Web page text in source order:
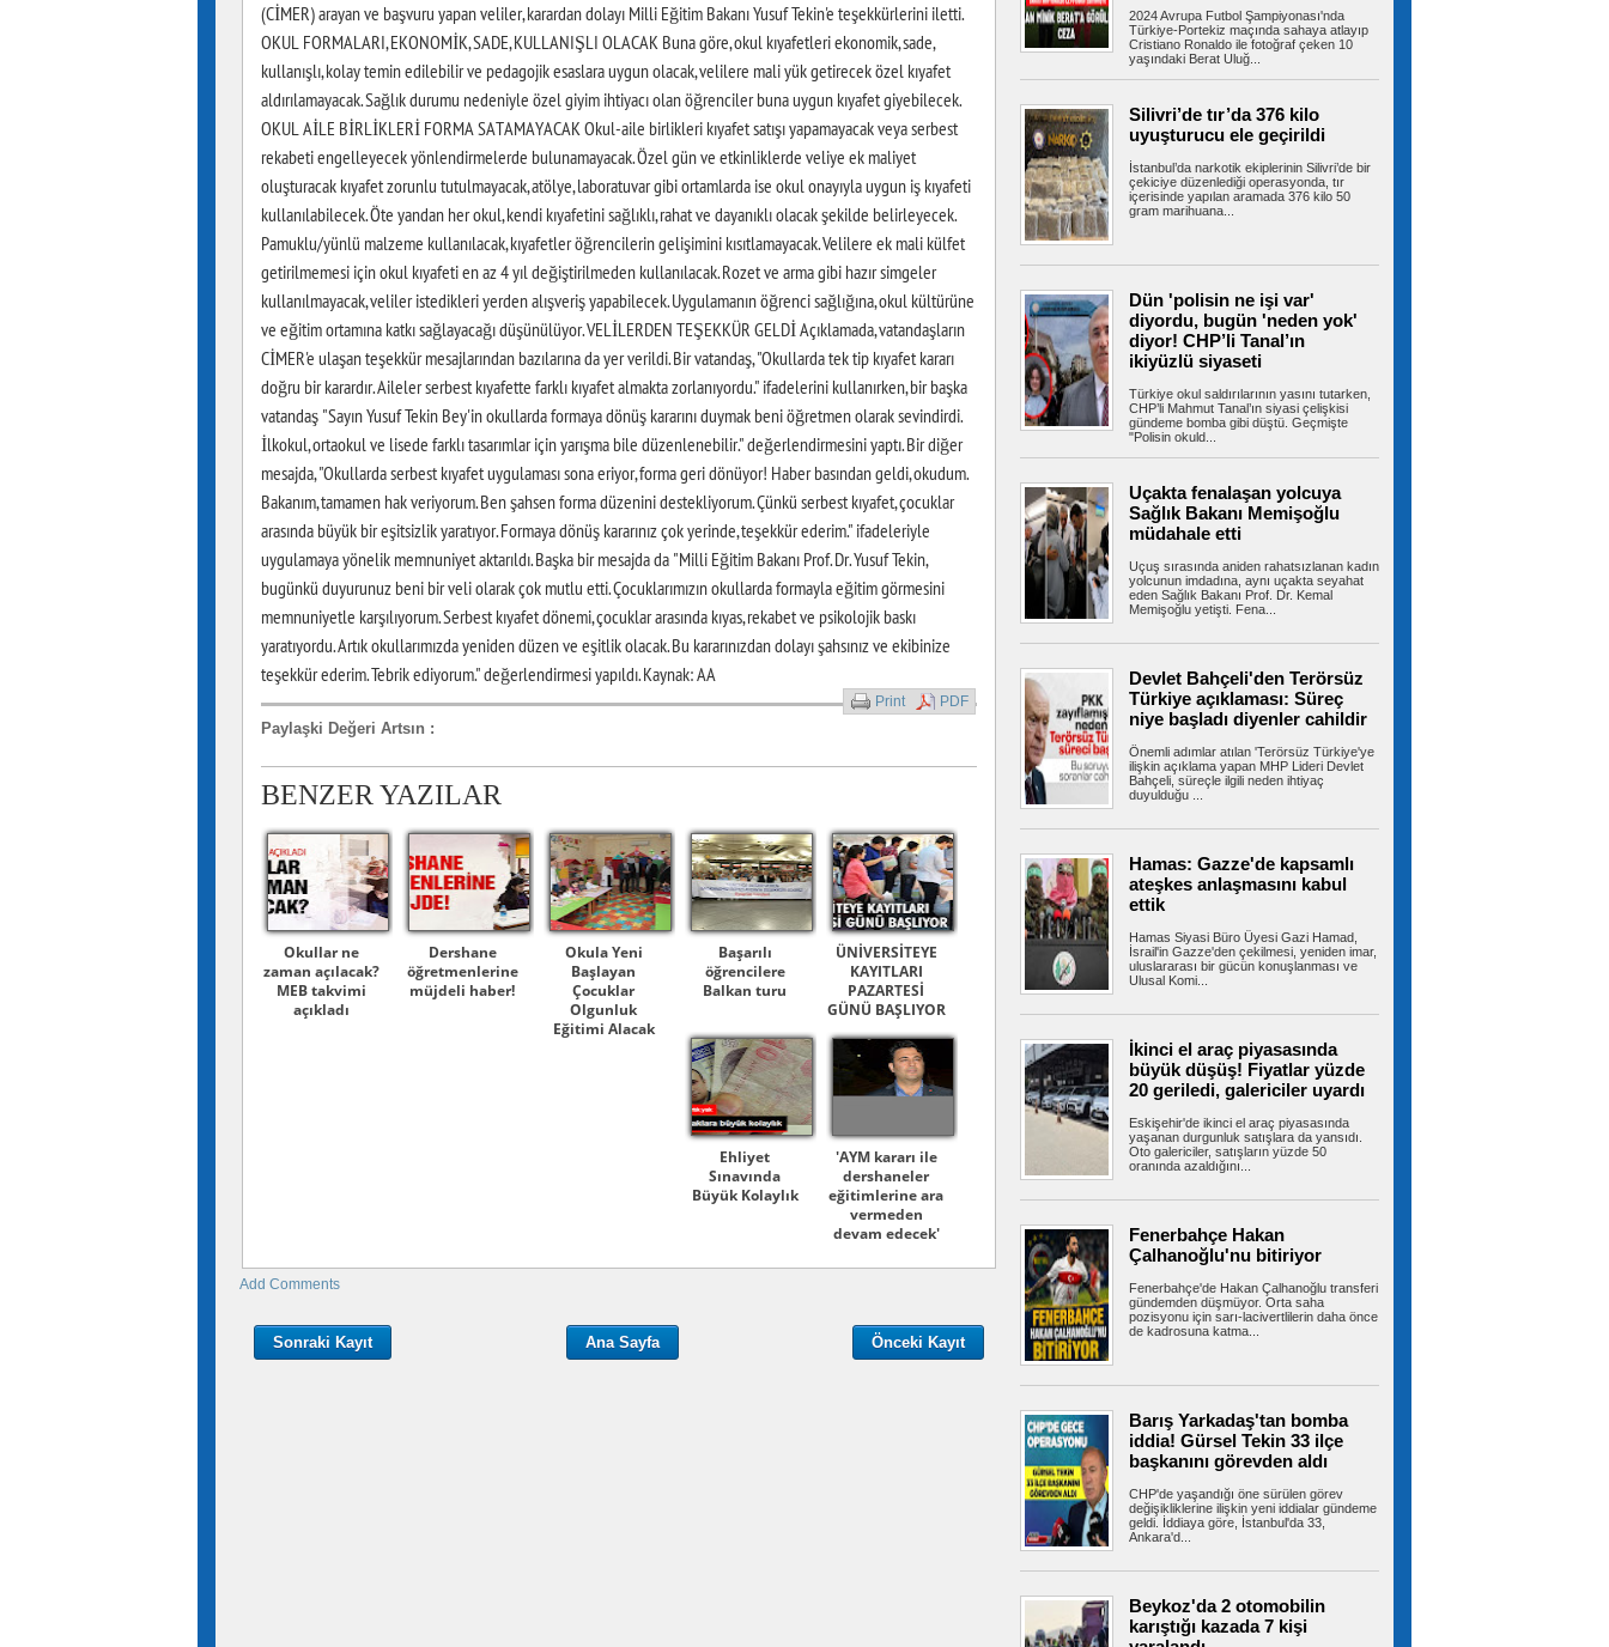
(CİMER) arayan ve başvuru yapan veliler, karardan dolayı Milli Eğitim Bakanı Yusuf Tekin'e teşekkürlerini iletti.
OKUL FORMALARI, EKONOMİK, SADE, KULLANIŞLI OLACAK Buna göre, okul kıyafetleri ekonomik, sade,
kullanışlı, kolay temin edilebilir ve pedagojik esaslara uygun olacak, velilere mali yük getirecek özel kıyafet
aldırılamayacak. Sağlık durumu nedeniyle özel giyim ihtiyacı olan öğrenciler buna uygun kıyafet giyebilecek.
OKUL AİLE BİRLİKLERİ FORMA SATAMAYACAK Okul-aile birlikleri kıyafet satışı yapamayacak veya serbest
rekabeti engelleyecek yönlendirmelerde bulunamayacak. Özel gün ve etkinliklerde veliye ek maliyet
oluşturacak kıyafet zorunlu tutulmayacak, atölye, laboratuvar gibi ortamlarda ise okul onayıyla uygun iş kıyafeti
kullanılabilecek. Öte yandan her okul, kendi kıyafetini sağlıklı, rahat ve dayanıklı olacak şekilde belirleyecek.
Pamuklu/yünlü malzeme kullanılacak, kıyafetler öğrencilerin gelişimini kısıtlamayacak. Velilere ek mali külfet
getirilmemesi için okul kıyafeti en az 4 yıl değiştirilmeden kullanılacak. Rozet ve arma gibi hazır simgeler
kullanılmayacak, veliler istedikleri yerden alışveriş yapabilecek. Uygulamanın öğrenci sağlığına, okul kültürüne
ve eğitim ortamına katkı sağlayacağı düşünülüyor. VELİLERDEN TEŞEKKÜR GELDİ Açıklamada, vatandaşların
CİMER'e ulaşan teşekkür mesajlarından bazılarına da yer verildi. Bir vatandaş, "Okullarda tek tip kıyafet kararı
doğru bir karardır. Aileler serbest kıyafette farklı kıyafet almakta zorlanıyordu." ifadelerini kullanırken, bir başka
vatandaş "Sayın Yusuf Tekin Bey'in okullarda formaya dönüş kararını duymak beni öğretmen olarak sevindirdi.
İlkokul, ortaokul ve lisede farklı tasarımlar için yarışma bile düzenlenebilir." değerlendirmesini yaptı. Bir diğer
mesajda, "Okullarda serbest kıyafet uygulaması sona eriyor, forma geri dönüyor! Haber basından geldi, okudum.
Bakanım, tamamen hak veriyorum. Ben şahsen forma düzenini destekliyorum. Çünkü serbest kıyafet, çocuklar
arasında büyük bir eşitsizlik yaratıyor. Formaya dönüş kararınız çok yerinde, teşekkür ederim." ifadeleriyle
uygulamaya yönelik memnuniyet aktarıldı. Başka bir mesajda da "Milli Eğitim Bakanı Prof. Dr. Yusuf Tekin,
bugünkü duyurunuz beni bir veli olarak çok mutlu etti. Çocuklarımızın okullarda formayla eğitim görmesini
memnuniyetle karşılıyorum. Serbest kıyafet dönemi, çocuklar arasında kıyas, rekabet ve psikolojik baskı
yaratıyordu. Artık okullarımızda yeniden düzen ve eşitlik olacak. Bu kararınızdan dolayı şahsınız ve ekibinize
teşekkür ederim. Tebrik ediyorum." değerlendirmesi yapıldı. Kaynak: AA
Paylaşki Değeri Artsın :
Print PDF
BENZER YAZILAR
Okullar ne
zaman açılacak?
MEB takvimi
açıkladı
Dershane
öğretmenlerine
müjdeli haber!
Okula Yeni
Başlayan
Çocuklar
Olgunluk
Eğitimi Alacak
Başarılı
öğrencilere
Balkan turu
ÜNİVERSİTEYE
KAYITLARI
PAZARTESİ
GÜNÜ BAŞLIYOR
Ehliyet
Sınavında
Büyük Kolaylık
'AYM kararı ile
dershaneler
eğitimlerine ara
vermeden
devam edecek'
Add Comments
Sonraki Kayıt Önceki Kayıt
Ana Sayfa
İstanbul'da tahliye edilen bina
Bahçelievler'de 4 katlı boş bir bina çöktü.
Yaralının olmadığı öğrenilirken,...
Şehit ve gazilere yeni haklar
içeren kanun teklifi komisyondan geçti
Cumhur İttifakı tarafından hazırlanan ve
TBMM'ye sunulan şehit ve gazilere yeni...
Fenerbahçe, Sturm Graz'ı iki
golle yıktı!
Temsilcimiz Fenerbahçe, UEFA Şampiyonlar
Ligi 3. eleme turu ilk maçında...
Avcılar’da otomobil ile çarpışan
motosikletin sürücüsü ağır yaralandı
AVCILAR'da otomobil ile çarpışan motosikletin
sürücüsü ağır yaralandı....
İstanbul- İzmir Otoyolu Orhangazi Tüneli'nde
TIR'ın kamyona arkadan çarptığı...
Ümraniye Belediyesi'nden
gençlere yönelik projeler
ÜMRANİYE Belediyesi, gençlerin üniversite
hayallerini gerçeğe dönüştürmek ve...
bağlantılı Irak'a ait hava yolu şirketini yaptırım
listesinden çıkardı
ABD-İran müzakereleri Hürmüz Boğazı'na
ilişkin görüşmelerle devam ederken...
TBMM'deki teklifte kritik detay!
Örgüt yöneticilerine kapı kapandı
TBMM Başkanlığı'na sunulan "Millî Dayanışma
ve Toplumsal Bütünleşmenin...
Tur için avantajı kaptı
Fenerbahçe ArsaVev, UEFA Kadınlar
Şampiyonlar Ligi 2. Ön Eleme Turu yarı...
şenlikle sona erdi
Esenler Belediyesi koordinasyonunda
İran'dan Hürmüz açıklaması:
'Umman ile ulaşım güzergahına ilişkin
mutabakata varıldı'
İran Dışişleri Bakanlığı Sözcüsü İsmail Bekayi,
2024 Avrupa Futbol Şampiyonası'nda
Türkiye-Portekiz maçında sahaya atlayıp
Cristiano Ronaldo ile fotoğraf çeken 10
yaşındaki Berat Uluğ...
Silivri’de tır’da 376 kilo
uyuşturucu ele geçirildi
İstanbul’da narkotik ekiplerinin Silivri’de bir
çekiciye düzenlediği operasyonda, tır
içerisinde yapılan aramada 376 kilo 50
gram marihuana...
Dün 'polisin ne işi var'
diyordu, bugün 'neden yok'
diyor! CHP’li Tanal’ın
ikiyüzlü siyaseti
Türkiye okul saldırılarının yasını tutarken,
CHP’li Mahmut Tanal’ın siyasi çelişkisi
gündeme bomba gibi düştü. Geçmişte
"Polisin okuld...
Uçakta fenalaşan yolcuya
Sağlık Bakanı Memişoğlu
müdahale etti
Uçuş sırasında aniden rahatsızlanan kadın
yolcunun imdadına, aynı uçakta seyahat
eden Sağlık Bakanı Prof. Dr. Kemal
Memişoğlu yetişti. Fena...
Devlet Bahçeli'den Terörsüz
Türkiye açıklaması: Süreç
niye başladı diyenler cahildir
Önemli adımlar atılan 'Terörsüz Türkiye'ye
ilişkin açıklama yapan MHP Lideri Devlet
Bahçeli, süreçle ilgili neden ihtiyaç
duyulduğu ...
Hamas: Gazze'de kapsamlı
ateşkes anlaşmasını kabul
ettik
Hamas Siyasi Büro Üyesi Gazi Hamad,
İsrail'in Gazze'den çekilmesi, yeniden imar,
uluslararası bir gücün konuşlanması ve
Ulusal Komi...
İkinci el araç piyasasında
büyük düşüş! Fiyatlar yüzde
20 geriledi, galericiler uyardı
Eskişehir'de ikinci el araç piyasasında
yaşanan durgunluk satışlara da yansıdı.
Oto galericiler, satışların yüzde 50
oranında azaldığını...
Fenerbahçe Hakan
Çalhanoğlu'nu bitiriyor
Fenerbahçe'de Hakan Çalhanoğlu transferi
gündemden düşmüyor. Orta saha
pozisyonu için sarı-lacivertlilerin daha önce
de kadrosuna katma...
Barış Yarkadaş'tan bomba
iddia! Gürsel Tekin 33 ilçe
başkanını görevden aldı
CHP'de yaşandığı öne sürülen görev
değişikliklerine ilişkin yeni iddialar gündeme
geldi. İddiaya göre, İstanbul'da 33,
Ankara'd...
Beykoz'da 2 otomobilin
karıştığı kazada 7 kişi